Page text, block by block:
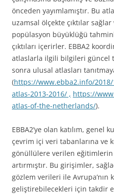
önceden yayımlamıştır. Bu
uzamsal ölçekte çıktılar
popülasyon büyüklüğü
çıktıları içerirler. EBBA2
atlaslarla ilgili bilgileri güncel
sonra ulusal atlasları
(https://www.ebba2.info/
atlas-2013-2016/ , https://
atlas-of-the-netherlands/).
EBBA2’ye olan katılım, genel
çevrim içi veri tabanlarına ve
gönüllülere verilen
artırmıştır. Bu girişimler,
gözlem verileri ile Avrupa’nın
geliştirebilecekleri için takdir